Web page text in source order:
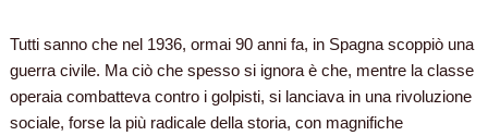
Tutti sanno che nel 1936, ormai 90 anni fa, in Spagna scoppiò una
guerra civile. Ma ciò che spesso si ignora è che, mentre la classe
operaia combatteva contro i golpisti, si lanciava in una rivoluzione
sociale, forse la più radicale della storia, con magnifiche